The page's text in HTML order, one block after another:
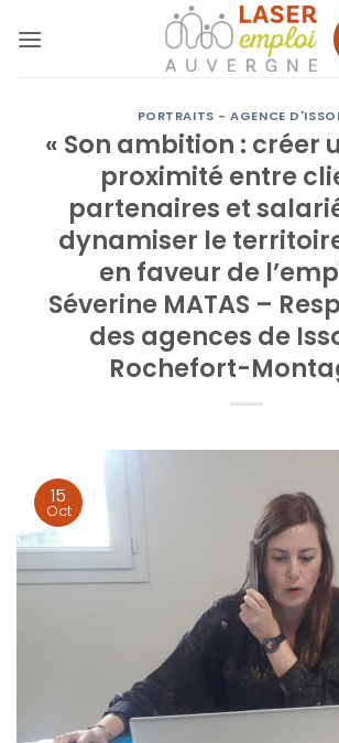
au
PORTRAITS - AGENCE
« Son ambition : créer
proximité entre
partenaires et
dynamiser le
en faveur de
Séverine MATAS –
des agences de
Rochefort-
15
Oct